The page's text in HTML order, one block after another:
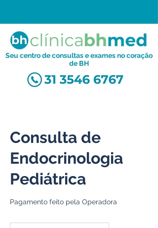
Seu centro de consultas e exames no coração
de BH
Consulta de
Endocrinologia
Pediátrica
Pagamento feito pela Operadora